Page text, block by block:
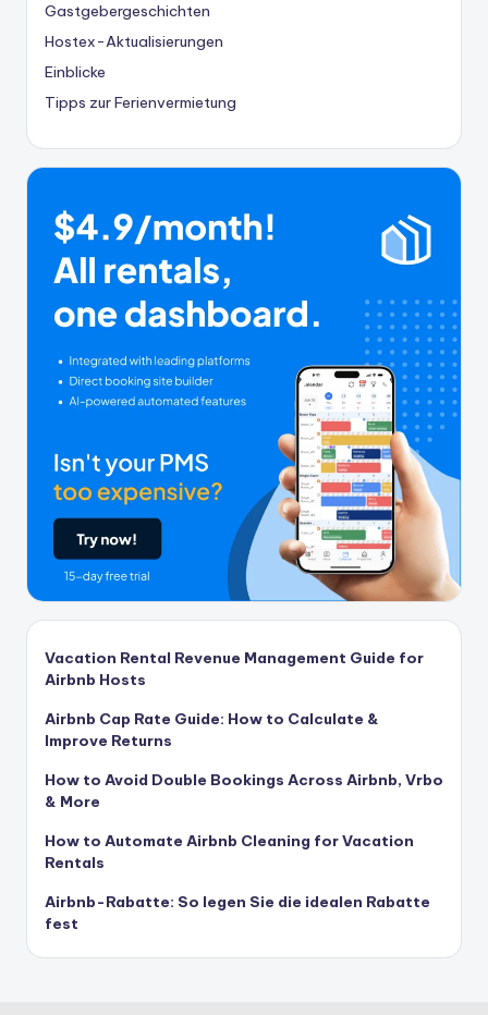
Gastgebergeschichten
Hostex-Aktualisierungen
Einblicke
Tipps zur Ferienvermietung
Vacation Rental Revenue Management Guide for
Airbnb Hosts
Airbnb Cap Rate Guide: How to Calculate &
Improve Returns
How to Avoid Double Bookings Across Airbnb, Vrbo
& More
How to Automate Airbnb Cleaning for Vacation
Rentals
Airbnb-Rabatte: So legen Sie die idealen Rabatte
fest